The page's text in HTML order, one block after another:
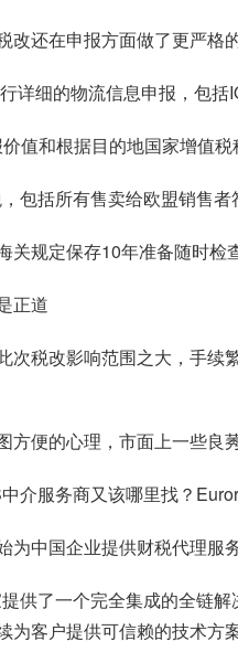
改还在申报方面做了更严格
详细的物流信息申报，包
值和根据目的地国家增值
包括所有售卖给欧盟销售者
关规定保存10年准备随时检
正道
次税改影响范围之大，手
方便的心理，市面上一些良
介服务商又该哪里找？
为中国企业提供财税代理服
供了一个完全集成的全链
客户提供可信赖的技术方案